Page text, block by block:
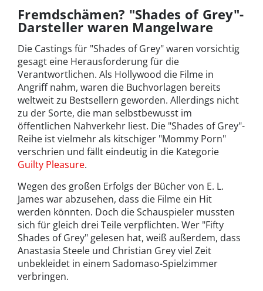
Fremdschämen? "Shades of Grey"-
Darsteller waren Mangelware
Die Castings für "Shades of Grey" waren vorsichtig
gesagt eine Herausforderung für die
Verantwortlichen. Als Hollywood die Filme in
Angriff nahm, waren die Buchvorlagen bereits
weltweit zu Bestsellern geworden. Allerdings nicht
zu der Sorte, die man selbstbewusst im
öffentlichen Nahverkehr liest. Die "Shades of Grey"-
Reihe ist vielmehr als kitschiger "Mommy Porn"
verschrien und fällt eindeutig in die Kategorie
Guilty Pleasure.
Wegen des großen Erfolgs der Bücher von E. L.
James war abzusehen, dass die Filme ein Hit
werden könnten. Doch die Schauspieler mussten
sich für gleich drei Teile verpflichten. Wer "Fifty
Shades of Grey" gelesen hat, weiß außerdem, dass
Anastasia Steele und Christian Grey viel Zeit
unbekleidet in einem Sadomaso-Spielzimmer
verbringen.